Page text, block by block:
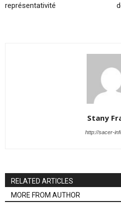
représentativité
Stany
http://sacer-
RELATED ARTICLES
MORE FROM AUTHOR